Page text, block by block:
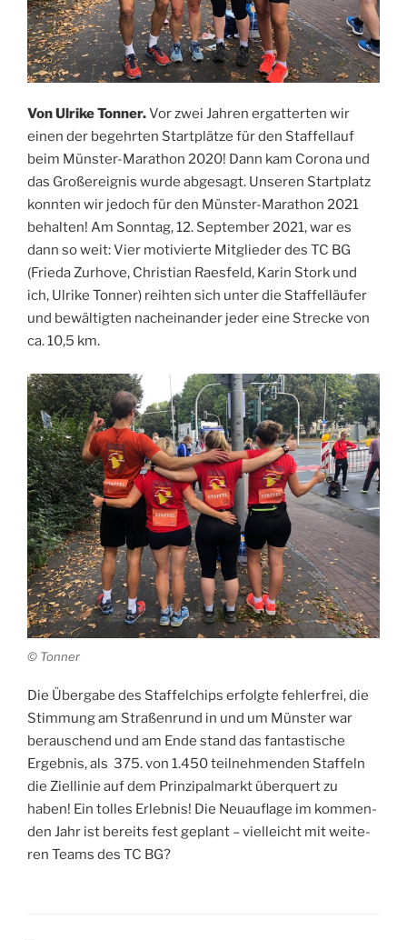
Von Ulri­ke Ton­ner.Vor zwei Jah­ren ergat­ter­ten wir
einen der begehr­ten Start­plät­ze für den Staf­fel­lauf
beim Müns­ter-Mara­thon 2020! Dann kam Coro­na und
das Groß­ereig­nis wur­de abge­sagt. Unse­ren Start­platz
konn­ten wir jedoch für den Müns­ter-Mara­thon 2021
behal­ten! Am Sonn­tag, 12. Sep­tem­ber 2021, war es
dann so weit: Vier moti­vier­te Mit­glie­der des TC BG
(Frie­da Zur­ho­ve, Chris­ti­an Raes­feld, Karin Stork und
ich, Ulri­ke Ton­ner) reih­ten sich unter die Staf­fel­läu­fer
und bewäl­tig­ten nach­ein­an­der jeder eine Stre­cke von
ca. 10,5 km.
© Ton­ner
Die Über­ga­be des Staf­fel­chips erfolg­te feh­ler­frei, die
Stim­mung am Stra­ßen­rund in und um Müns­ter war
berau­schend und am Ende stand das fan­tas­ti­sche
Ergeb­nis, als 375. von 1.450 teil­neh­men­den Staf­feln
die Ziel­li­nie auf dem Prin­zi­pal­markt über­quert zu
haben! Ein tol­les Erleb­nis! Die Neu­auf­la­ge im kom­men­
den Jahr ist bereits fest geplant – viel­leicht mit wei­te­
ren Teams des TC BG?